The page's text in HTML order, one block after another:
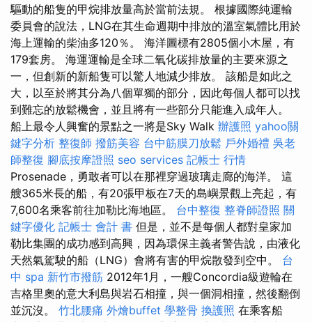
驅動的船隻的甲烷排放量高於當前法規。 根據國際純運輸
委員會的說法，LNG在其生命週期中排放的溫室氣體比用於
海上運輸的柴油多120％。 海洋圖標有2805個小木屋，有
179套房。 海運運輸是全球二氧化碳排放量的主要來源之
一，但創新的新船隻可以驚人地減少排放。 該船是如此之
大，以至於將其分為八個單獨的部分，因此每個人都可以找
到難忘的放鬆機會，並且將有一些部分只能進入成年人。
船上最令人興奮的景點之一將是Sky Walk 辦護照 yahoo關
鍵字分析 整復師 撥筋美容 台中筋膜刀放鬆 戶外婚禮 吳老
師整復 腳底按摩證照 seo services 記帳士 行情
Prosenade，勇敢者可以在那裡穿過玻璃走廊的海洋。 這
艘365米長的船，有20張甲板在7天的島嶼景觀上亮起，有
7,600名乘客前往加勒比海地區。 台中整復 整脊師證照 關
鍵字優化 記帳士 會計 書 但是，並不是每個人都對皇家加
勒比集團的成功感到高興，因為環保主義者警告說，由液化
天然氣駕駛的船（LNG）會將有害的甲烷散發到空中。 台
中 spa 新竹市撥筋 2012年1月，一艘Concordia級遊輪在
吉格里奧的意大利島與岩石相撞，與一個洞相撞，然後翻倒
並沉沒。 竹北腰痛 外燴buffet 學整骨 換護照 在乘客船